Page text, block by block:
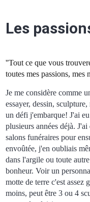
Les
''Tout ce que vous
toutes mes passions, mes
Je me considère comme
essayer, dessin,
un défi j'embarque! J'ai
plusieurs années déjà.
salons funéraires pour
envoûtée, j'en oubliais
dans l'argile ou toute
bonheur. Voir un
motte de terre c'est
moins, peut être 3 ou 4